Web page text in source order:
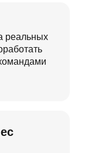
реальных